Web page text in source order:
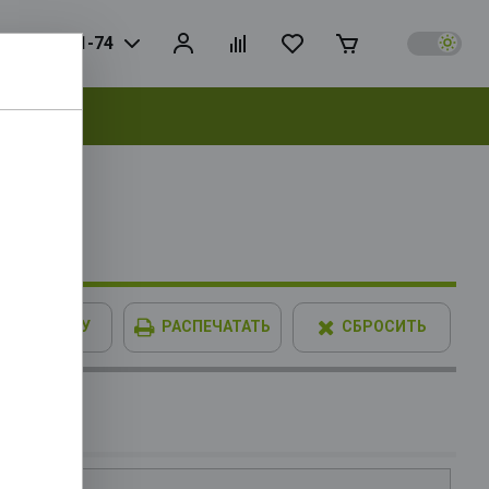
728-81-74
В КОРЗИНУ РАСПЕЧАТАТЬ СБРОСИТЬ